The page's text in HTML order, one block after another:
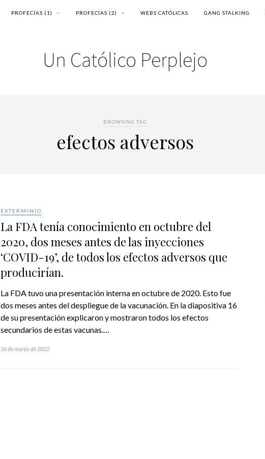
PROFECÍAS (1) PROFECÍAS (2) WEBS CATÓLICAS GANG STALKING
BROWSING TAG
efectos adversos
EXTERMINIO
La FDA tenía conocimiento en octubre del
2020, dos meses antes de las inyecciones
‘COVID-19’, de todos los efectos adversos que
producirían.
La FDA tuvo una presentación interna en octubre de 2020. Esto fue
dos meses antes del despliegue de la vacunación. En la diapositiva 16
de su presentación explicaron y mostraron todos los efectos
secundarios de estas vacunas.…
16 de marzo de 2022